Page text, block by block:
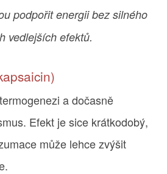
podpořit energii bez silného
vedlejších efektů.
a dočasně
Efekt je sice krátkodobý,
může lehce zvýšit